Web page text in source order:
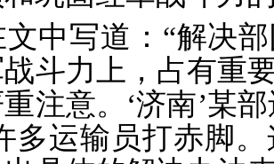
文中写道：“解决
战斗力上，占有重
注意。‘济南’某
多运输员打赤脚